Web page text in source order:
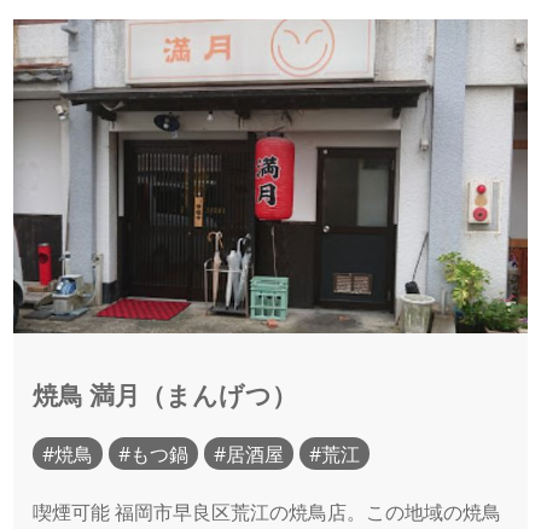
焼鳥 満月（まんげつ）
焼鳥 もつ鍋 居酒屋 荒江
喫煙可能 福岡市早良区荒江の焼鳥店。この地域の焼鳥